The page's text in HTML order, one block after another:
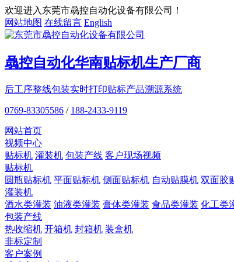
欢迎进入东莞市骉控自动化设备有限公司！
网站地图 在线留言 English
骉控自动化华南贴标机生产厂商
后工序整线包装实时打印贴标产品溯源系统
0769-83305586 / 188-2433-9119
网站首页
视频中心
贴标机 灌装机 包装产线 客户现场视频
贴标机
圆瓶贴标机 平面贴标机 侧面贴标机 自动贴膜机 双面胶
灌装机
酒水类灌装 油液类灌装 膏体类灌装 食品类灌装 化工类
包装产线
热收缩机 开箱机 封箱机 装盒机
非标定制
客户案例